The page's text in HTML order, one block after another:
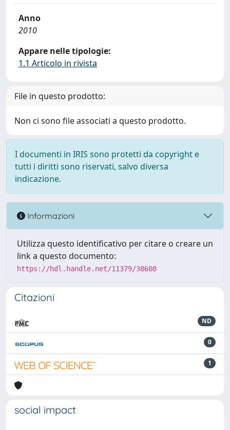
Anno
2010
Appare nelle tipologie:
1.1 Articolo in rivista
File in questo prodotto:
Non ci sono file associati a questo prodotto.
I documenti in IRIS sono protetti da copyright e
tutti i diritti sono riservati, salvo diversa
indicazione.
Informazioni
Utilizza questo identificativo per citare o creare un
link a questo documento:
https://hdl.handle.net/11379/38608
Citazioni
ND
0
1
social impact